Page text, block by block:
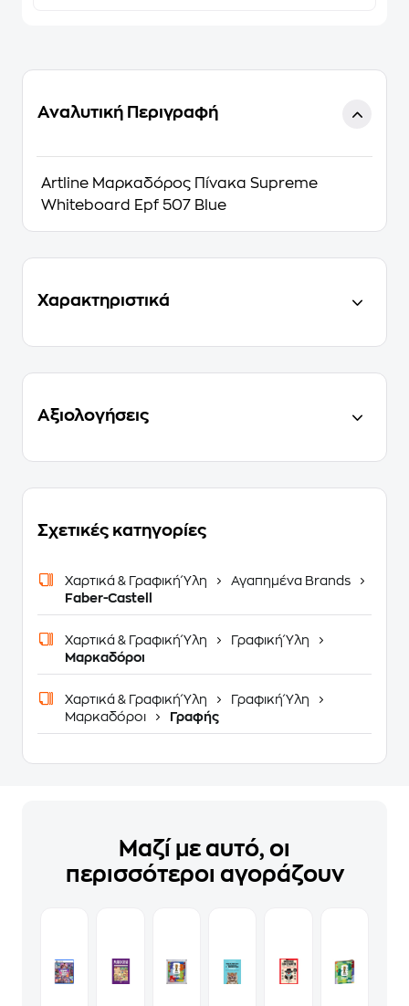
Αναλυτική Περιγραφή
Artline Μαρκαδόρος Πίνακα Supreme
Whiteboard Epf 507 Blue
Χαρακτηριστικά
Αξιολογήσεις
Σχετικές κατηγορίες
Χαρτικά & Γραφική Ύλη
Αγαπημένα Brands
Faber-Castell
Χαρτικά & Γραφική Ύλη
Γραφική Ύλη
Μαρκαδόροι
Χαρτικά & Γραφική Ύλη
Γραφική Ύλη
Μαρκαδόροι
Γραφής
Μαζί με αυτό, οι
περισσότεροι αγοράζουν